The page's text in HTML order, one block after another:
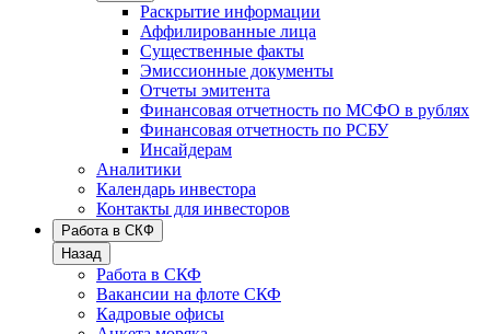
Раскрытие информации
Аффилированные лица
Существенные факты
Эмиссионные документы
Отчеты эмитента
Финансовая отчетность по МСФО в рублях
Финансовая отчетность по РСБУ
Инсайдерам
Аналитики
Календарь инвестора
Контакты для инвесторов
Работа в СКФ
Назад
Работа в СКФ
Вакансии на флоте СКФ
Кадровые офисы